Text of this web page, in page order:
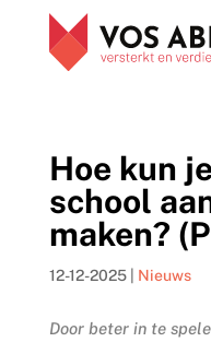
Hoe kun
school
maken?
12-12-2025| Nieuws
Door beter in te